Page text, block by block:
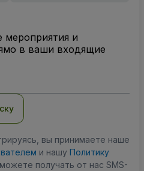
мероприятия и
в ваши входящие
вы принимаете наше
и нашу Политику
получать от нас SMS-